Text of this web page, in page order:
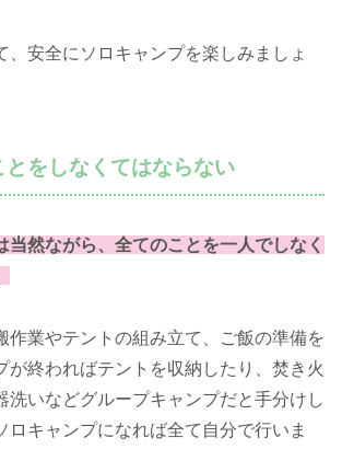
、安全にソロキャンプを楽しみましょ
とをしなくてはならない
当然ながら、全てのことを一人でしなく
作業やテントの組み立て、ご飯の準備を
が終わればテントを収納したり、焚き火
洗いなどグループキャンプだと手分けし
ロキャンプになれば全て自分で行いま